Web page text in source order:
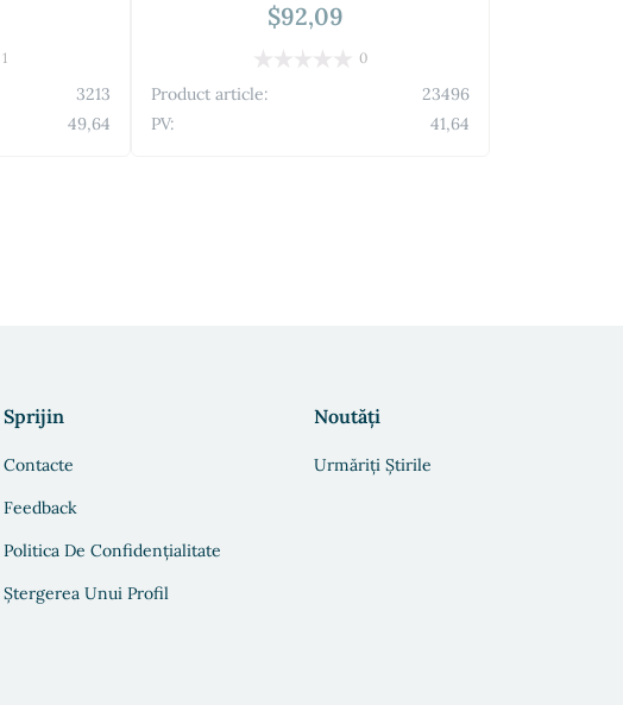
1
3213
49,64
$92,09
0
Product article:
23496
PV:
41,64
Sprijin
Contacte
Feedback
Politica De Confidențialitate
Ștergerea Unui Profil
Noutăți
Urmăriți Știrile